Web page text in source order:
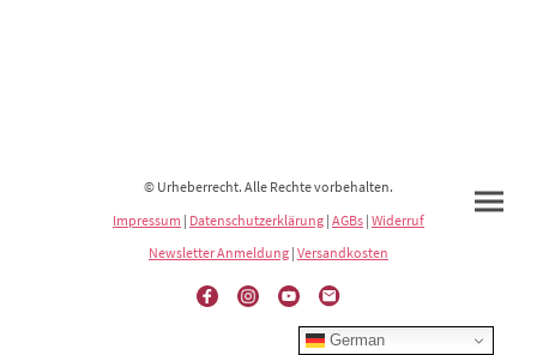
© Urheberrecht. Alle Rechte vorbehalten.
Impressum | Datenschutzerklärung | AGBs | Widerruf
Newsletter Anmeldung | Versandkosten
German